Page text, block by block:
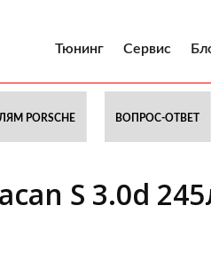
Тюнинг Сервис
PORSCHE ВОПРОС-ОТВЕТ
S 3.0d